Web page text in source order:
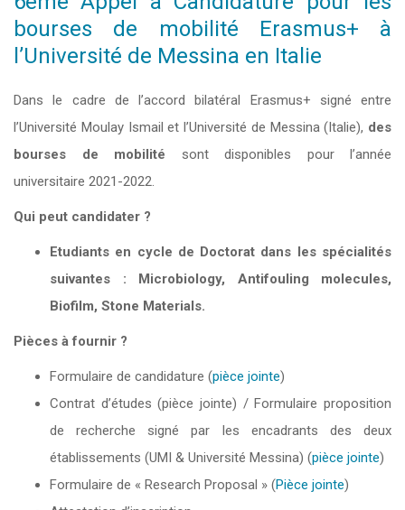
bourses de mobilité Erasmus+ à
l’Université de Messina en Italie
Dans le cadre de l’accord bilatéral Erasmus+ signé entre
l’Université Moulay Ismail et l’Université de Messina (Italie), des
bourses de mobilité sont disponibles pour l’année
universitaire 2021-2022.
Qui peut candidater ?
Etudiants en cycle de Doctorat dans les spécialités
suivantes : Microbiology, Antifouling molecules,
Biofilm, Stone Materials.
Pièces à fournir ?
Formulaire de candidature (pièce jointe)
Contrat d’études (pièce jointe) / Formulaire proposition
de recherche signé par les encadrants des deux
établissements (UMI & Université Messina) (pièce jointe)
Formulaire de « Research Proposal » (Pièce jointe)